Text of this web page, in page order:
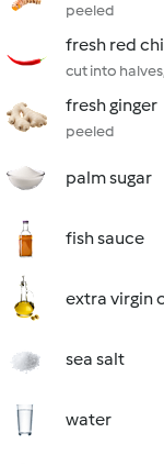
peeled
fresh red
cut into
fresh ginger
peeled
palm sugar
fish sauce
extra virgin
sea salt
water